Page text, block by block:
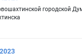
городской